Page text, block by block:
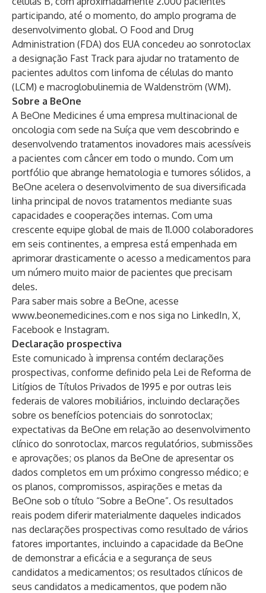
participando, até o momento, do amplo programa de
desenvolvimento global. O Food and Drug
Administration (FDA) dos EUA concedeu ao sonrotoclax
a designação Fast Track para ajudar no tratamento de
pacientes adultos com linfoma de células do manto
(LCM) e macroglobulinemia de Waldenström (WM).
Sobre a BeOne
A BeOne Medicines é uma empresa multinacional de
oncologia com sede na Suíça que vem descobrindo e
desenvolvendo tratamentos inovadores mais acessíveis
a pacientes com câncer em todo o mundo. Com um
portfólio que abrange hematologia e tumores sólidos, a
BeOne acelera o desenvolvimento de sua diversificada
linha principal de novos tratamentos mediante suas
capacidades e cooperações internas. Com uma
crescente equipe global de mais de 11.000 colaboradores
em seis continentes, a empresa está empenhada em
aprimorar drasticamente o acesso a medicamentos para
um número muito maior de pacientes que precisam
deles.
Para saber mais sobre a BeOne, acesse
www.beonemedicines.com e nos siga no LinkedIn, X,
Facebook e Instagram.
Declaração prospectiva
Este comunicado à imprensa contém declarações
prospectivas, conforme definido pela Lei de Reforma de
Litígios de Títulos Privados de 1995 e por outras leis
federais de valores mobiliários, incluindo declarações
sobre os benefícios potenciais do sonrotoclax;
expectativas da BeOne em relação ao desenvolvimento
clínico do sonrotoclax, marcos regulatórios, submissões
e aprovações; os planos da BeOne de apresentar os
dados completos em um próximo congresso médico; e
os planos, compromissos, aspirações e metas da
BeOne sob o título “Sobre a BeOne”. Os resultados
reais podem diferir materialmente daqueles indicados
nas declarações prospectivas como resultado de vários
fatores importantes, incluindo a capacidade da BeOne
de demonstrar a eficácia e a segurança de seus
candidatos a medicamentos; os resultados clínicos de
seus candidatos a medicamentos, que podem não